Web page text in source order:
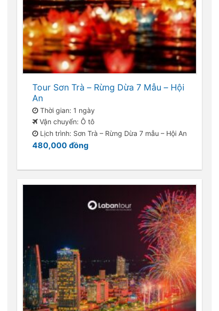
Tour Sơn Trà – Rừng Dừa 7 Mẫu – Hội
An
Thời gian: 1 ngày
Vận chuyển: Ô tô
Lịch trình: Sơn Trà – Rừng Dừa 7 mẫu – Hội An
480,000đồng